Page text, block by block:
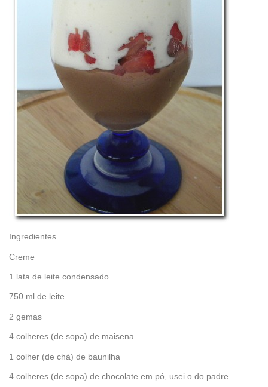
Ingredientes
Creme
1 lata de leite condensado
750 ml de leite
2 gemas
4 colheres (de sopa) de maisena
1 colher (de chá) de baunilha
4 colheres (de sopa) de chocolate em pó, usei o do padre